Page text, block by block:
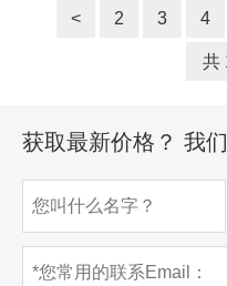
< 2 3 4
共
获取最新价格？ 我